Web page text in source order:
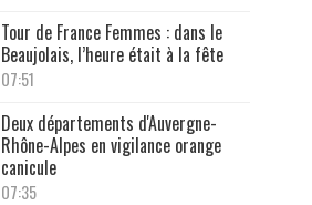
Tour de France Femmes : dans le
Beaujolais, l’heure était à la fête
07:51
Deux départements d'Auvergne-
Rhône-Alpes en vigilance orange
canicule
07:35